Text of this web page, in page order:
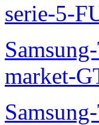
serie-5-
market-